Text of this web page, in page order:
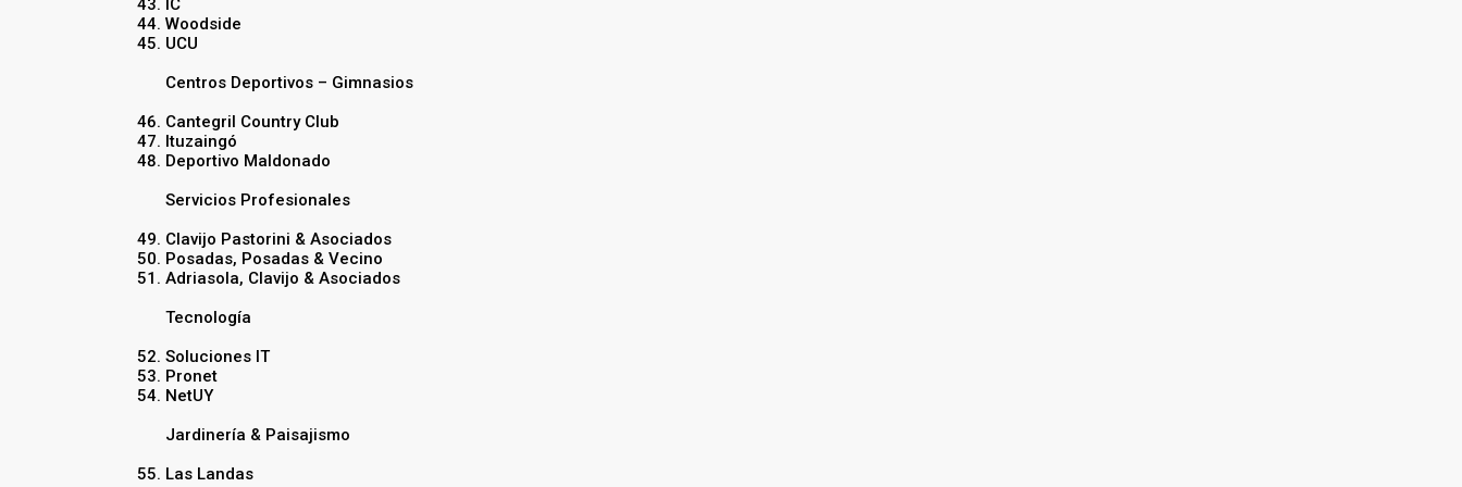
Woodside
UCU
Centros Deportivos – Gimnasios
Cantegril Country Club
Ituzaingó
Deportivo Maldonado
Servicios Profesionales
Clavijo Pastorini & Asociados
Posadas, Posadas & Vecino
Adriasola, Clavijo & Asociados
Tecnología
Soluciones IT
Pronet
NetUY
Jardinería & Paisajismo
Las Landas